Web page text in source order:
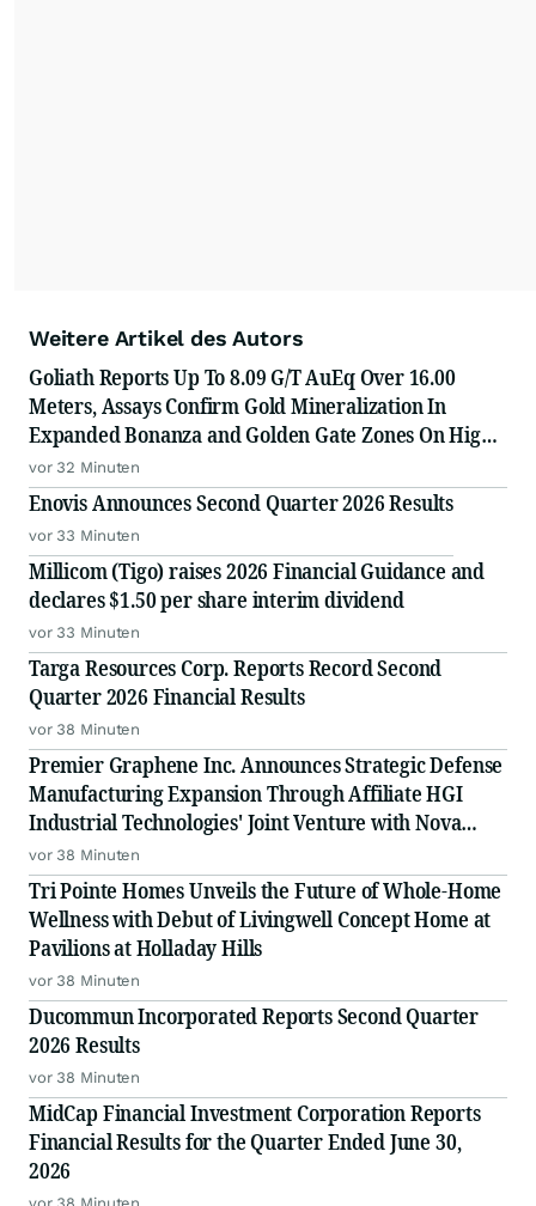
Weitere Artikel des Autors
Goliath Reports Up To 8.09 G/T AuEq Over 16.00
Meters, Assays Confirm Gold Mineralization In
Expanded Bonanza and Golden Gate Zones On High-
Grade Gold Surebet Discovery, Golden Triangle, B.C.
vor 32 Minuten
Enovis Announces Second Quarter 2026 Results
vor 33 Minuten
Millicom (Tigo) raises 2026 Financial Guidance and
declares $1.50 per share interim dividend
vor 33 Minuten
Targa Resources Corp. Reports Record Second
Quarter 2026 Financial Results
vor 38 Minuten
Premier Graphene Inc. Announces Strategic Defense
Manufacturing Expansion Through Affiliate HGI
Industrial Technologies' Joint Venture with Nova
Graphene
vor 38 Minuten
Tri Pointe Homes Unveils the Future of Whole-Home
Wellness with Debut of Livingwell Concept Home at
Pavilions at Holladay Hills
vor 38 Minuten
Ducommun Incorporated Reports Second Quarter
2026 Results
vor 38 Minuten
MidCap Financial Investment Corporation Reports
Financial Results for the Quarter Ended June 30,
2026